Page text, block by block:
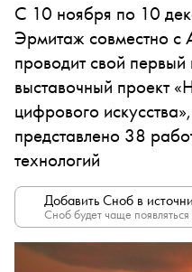
С 10 ноября по 10
Эрмитаж совместно с
проводит свой первый
выставочный проект
цифрового
представлено 38
технологий
Добавить Сноб в
Сноб будет чаще